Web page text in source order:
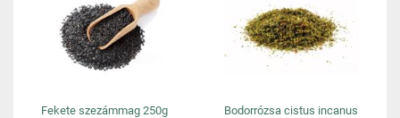
Fekete szezámmag 250g
Bodorrózsa cistus incanus